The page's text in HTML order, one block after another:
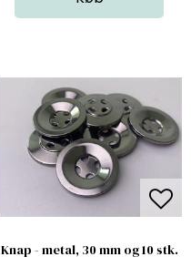
Knap - metal, 30 mm og 10 stk.